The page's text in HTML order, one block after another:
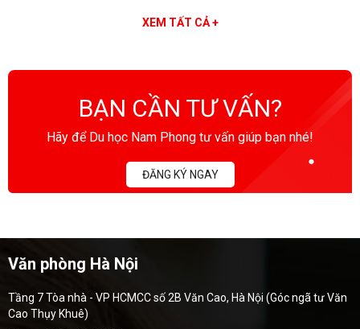
XEM TẤT CẢ +
BẠN CẦN TƯ VẤN?
Hãy để Du học Nam Phong tư vấn giúp bạn nhé!
ĐĂNG KÝ NGAY
Văn phòng Hà Nội
Tầng 7 Tòa nhà - VP HCMCC số 2B Văn Cao, Hà Nội (Góc ngã tư Văn
Cao Thụy Khuê)